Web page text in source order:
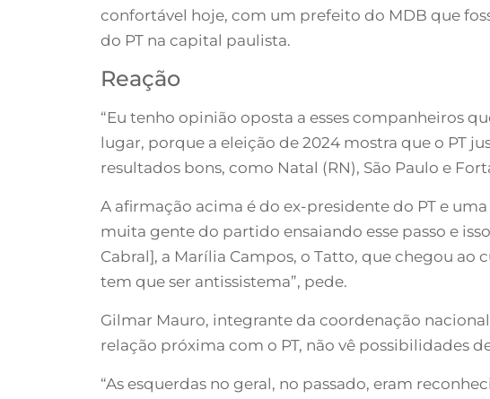
confortável hoje, com um prefeito do MDB que
do PT na capital paulista.
Reação
“Eu tenho opinião oposta a esses companheiros
lugar, porque a eleição de 2024 mostra que o PT
resultados bons, como Natal (RN), São Paulo e
A afirmação acima é do ex-presidente do PT e
muita gente do partido ensaiando esse passo e
Cabral], a Marília Campos, o Tatto, que chegou
tem que ser antissistema”, pede.
Gilmar Mauro, integrante da coordenação
relação próxima com o PT, não vê possibilidades
“As esquerdas no geral, no passado, eram